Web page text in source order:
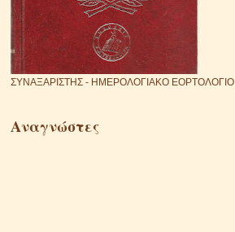
ΣΥΝΑΞΑΡΙΣΤΗΣ - ΗΜΕΡΟΛΟΓΙΑΚΟ ΕΟΡΤΟΛΟΓΙΟ
Αναγνώστες